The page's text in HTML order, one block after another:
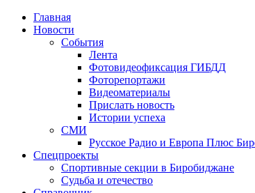
Главная
Новости
События
Лента
Фотовидеофиксация ГИБДД
Фоторепортажи
Видеоматериалы
Прислать новость
Истории успеха
СМИ
Русское Радио и Европа Плюс
Спецпроекты
Спортивные секции в Биробиджане
Судьба и отечество